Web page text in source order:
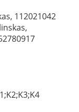
112021042